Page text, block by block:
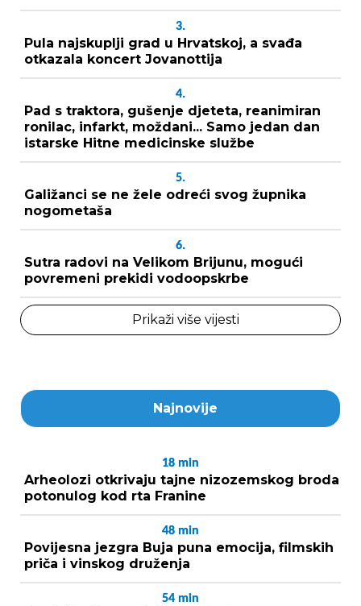
3.
Pula najskuplji grad u Hrvatskoj, a svađa
otkazala koncert Jovanottija
4.
Pad s traktora, gušenje djeteta, reanimiran
ronilac, infarkt, moždani... Samo jedan dan
istarske Hitne medicinske službe
5.
Galižanci se ne žele odreći svog župnika
nogometaša
6.
Sutra radovi na Velikom Brijunu, mogući
povremeni prekidi vodoopskrbe
Prikaži više vijesti
Najnovije
18 min
Arheolozi otkrivaju tajne nizozemskog broda
potonulog kod rta Franine
48 min
Povijesna jezgra Buja puna emocija, filmskih
priča i vinskog druženja
54 min